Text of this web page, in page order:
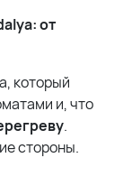
от
который
и, что
.
стороны.